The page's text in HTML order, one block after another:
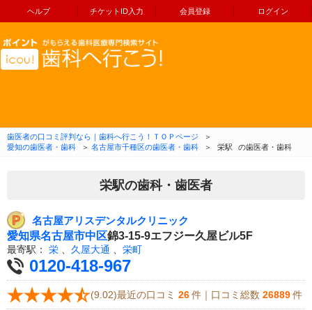
ヘルプ チケットID入力 会員登録 ログイン
コンテンツへ移動
歯医者の口コミ評判なら｜歯科へ行こう！ＴＯＰページ
＞
愛知の歯医者・歯科
＞ 名古屋市千種区の歯医者・歯科 ＞ 栄駅 の歯医者・歯科
栄駅の歯科・歯医者
名古屋アリスデンタルクリニック
愛知県名古屋市中区錦3-15-9エフジー久屋ビル5F
最寄駅： 栄 久屋大通 栄町
0120-418-967
(9.02)最近の口コミ 26 件｜口コミ総数 26889 件